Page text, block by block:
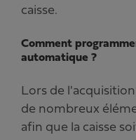
caisse.
Comment
automatique ?
Lors de
de nombreux
afin que la caisse